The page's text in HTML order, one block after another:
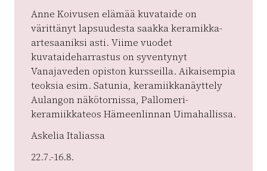
Anne Koivusen elämää kuvataide on
värittänyt lapsuudesta saakka keramikka-
artesaaniksi asti. Viime vuodet
kuvataideharrastus on syventynyt
Vanajaveden opiston kursseilla. Aikaisempia
teoksia esim. Satunia, keramiikkanäyttely
Aulangon näkötornissa, Pallomeri-
keramiikkateos Hämeenlinnan Uimahallissa.
Askelia Italiassa
22.7.-16.8.